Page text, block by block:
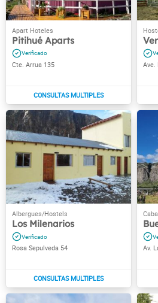
Pitihué Aparts
Cte. Arrua 135 Ave.
Los Milenarios
Rosa Sepulveda 54 Av.